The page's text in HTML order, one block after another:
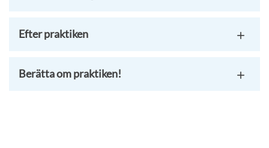
Efter praktiken
Berätta om praktiken!